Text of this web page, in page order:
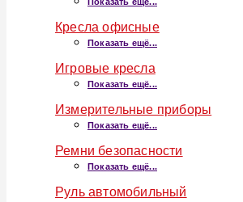
Кресла офисные
Показать ещё...
Игровые кресла
Показать ещё...
Измерительные приборы
Показать ещё...
Ремни безопасности
Показать ещё...
Руль автомобильный